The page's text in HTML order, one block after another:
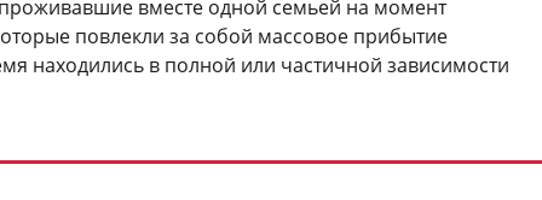
вместе одной семьей на момент
повлекли за собой массовое прибытие
находились в полной или частичной зависимости